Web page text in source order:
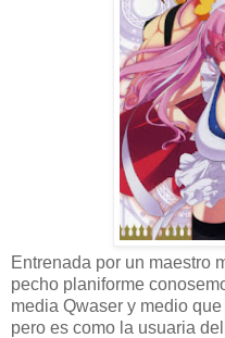
Entrenada por un maestro
pecho planiforme
media Qwaser y medio
pero es como la usuaria